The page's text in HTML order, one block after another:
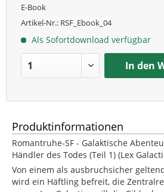
E-Book
Artikel-Nr.: RSF_Ebook_04
Als Sofortdownload verfügbar
In den
Produktinformationen
Romantruhe-SF - Galaktische
Händler des Todes (Teil 1) (Lex
Von einem als ausbruchsicher
wird ein Häftling befreit, die